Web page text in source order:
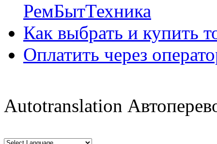
РемБытТехника
Как выбрать и купить
Оплатить через
Autotranslation